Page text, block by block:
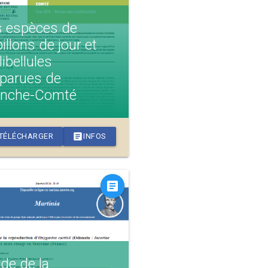
espèces de
de jour et
de
Comté
articleINFOS
article
de la